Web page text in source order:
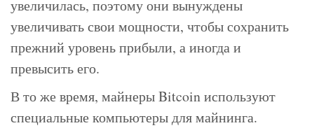
увеличилась, поэтому они вынуждены
увеличивать свои мощности, чтобы сохранить
прежний уровень прибыли, а иногда и
превысить его.
В то же время, майнеры Bitcoin используют
специальные компьютеры для майнинга.